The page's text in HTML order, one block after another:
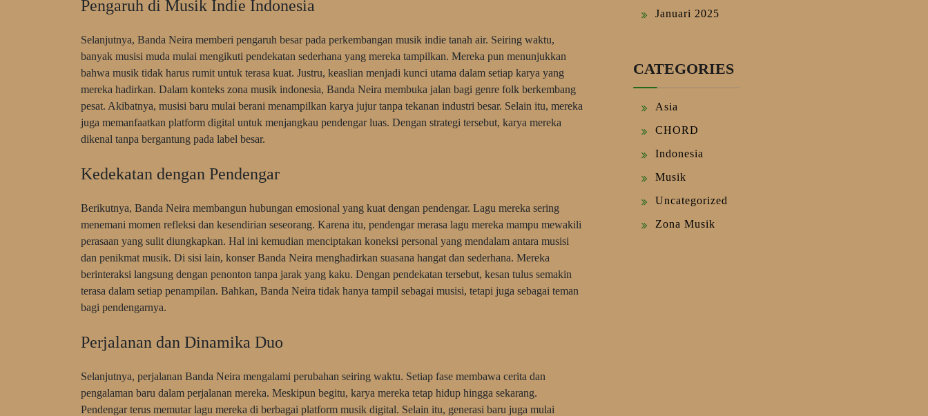
Pengaruh di Musik Indie Indonesia
Selanjutnya, Banda Neira memberi pengaruh besar pada perkembangan musik indie tanah air. Seiring waktu,
banyak musisi muda mulai mengikuti pendekatan sederhana yang mereka tampilkan. Mereka pun menunjukkan
bahwa musik tidak harus rumit untuk terasa kuat. Justru, keaslian menjadi kunci utama dalam setiap karya yang
mereka hadirkan. Dalam konteks zona musik indonesia, Banda Neira membuka jalan bagi genre folk berkembang
pesat. Akibatnya, musisi baru mulai berani menampilkan karya jujur tanpa tekanan industri besar. Selain itu, mereka
juga memanfaatkan platform digital untuk menjangkau pendengar luas. Dengan strategi tersebut, karya mereka
dikenal tanpa bergantung pada label besar.
Kedekatan dengan Pendengar
Berikutnya, Banda Neira membangun hubungan emosional yang kuat dengan pendengar. Lagu mereka sering
menemani momen refleksi dan kesendirian seseorang. Karena itu, pendengar merasa lagu mereka mampu mewakili
perasaan yang sulit diungkapkan. Hal ini kemudian menciptakan koneksi personal yang mendalam antara musisi
dan penikmat musik. Di sisi lain, konser Banda Neira menghadirkan suasana hangat dan sederhana. Mereka
berinteraksi langsung dengan penonton tanpa jarak yang kaku. Dengan pendekatan tersebut, kesan tulus semakin
terasa dalam setiap penampilan. Bahkan, Banda Neira tidak hanya tampil sebagai musisi, tetapi juga sebagai teman
bagi pendengarnya.
Perjalanan dan Dinamika Duo
Selanjutnya, perjalanan Banda Neira mengalami perubahan seiring waktu. Setiap fase membawa cerita dan
pengalaman baru dalam perjalanan mereka. Meskipun begitu, karya mereka tetap hidup hingga sekarang.
Pendengar terus memutar lagu mereka di berbagai platform musik digital. Selain itu, generasi baru juga mulai
Januari 2025
CATEGORIES
Asia
CHORD
Indonesia
Musik
Uncategorized
Zona Musik